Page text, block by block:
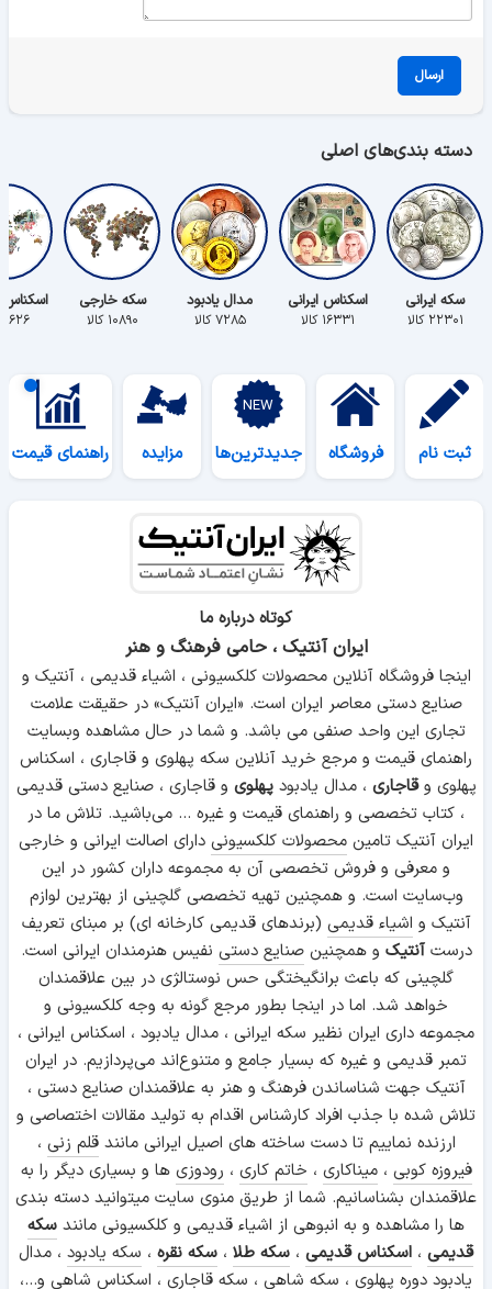
ارسال
دسته بندی‌های اصلی
سکه ایرانی
۲۲۳۰۱ کالا
اسکناس ایرانی
۱۶۳۳۱ کالا
مدال یادبود
۷۲۸۵ کالا
سکه خارجی
۱۰۸۹۰ کالا ۵۶۲۶ کالا
ثبت نام فروشگاه جدیدترین‌ها مزایده راهنمای قیمت
کوتاه درباره ما
ایران آنتیک ، حامی فرهنگ و هنر
اینجا فروشگاه آنلاین محصولات کلکسیونی ، اشیاء قدیمی ، آنتیک و
صنایع دستی معاصر ایران است. «ایران آنتیک» در حقیقت علامت
تجاری این واحد صنفی می باشد. و شما در حال مشاهده وبسایت
راهنمای قیمت و مرجع خرید آنلاین سکه پهلوی و قاجاری ، اسکناس
پهلوی وقاجاری ، مدال یادبودپهلوی و قاجاری ، صنایع دستی قدیمی
، کتاب تخصصی و راهنمای قیمت و غیره ... می‌باشید. تلاش ما در
ایران آنتیک تامین محصولات کلکسیونی دارای اصالت ایرانی و خارجی
و معرفی و فروش تخصصی آن به مجموعه داران کشور در این
وب‌سایت است. و همچنین تهیه تخصصی گلچینی از بهترین لوازم
آنتیک و اشیاء قدیمی (برندهای قدیمی کارخانه ای) بر مبنای تعریف
درستآنتیک و همچنینصنایع دستی نفیس هنرمندان ایرانی است.
گلچینی که باعث برانگیختگی حس نوستالژی در بین علاقمندان
خواهد شد. اما در اینجا بطور مرجع گونه به وجه کلکسیونی و
مجموعه داری ایران نظیر سکه ایرانی ، مدال یادبود ، اسکناس ایرانی ،
تمبر قدیمی و غیره که بسیار جامع و متنوع‌اند می‌پردازیم. در ایران
آنتیک جهت شناساندن فرهنگ و هنر به علاقمندان صنایع دستی ،
تلاش شده با جذب افراد کارشناس اقدام به تولید مقالات اختصاصی و
ارزنده نماییم تا دست ساخته های اصیل ایرانی مانندقلم زنی ،
فیروزه کوبی ،میناکاری ، خاتم کاری ، رودوزی ها و بسیاری دیگر را به
علاقمندان بشناسانیم. شما از طریق منوی سایت میتوانید دسته بندی
ها را مشاهده و به انبوهی از اشیاء قدیمی و کلکسیونی مانند سکه
قدیمی ، اسکناس قدیمی ، سکه طلا ، سکه نقره ، سکه یادبود ، مدال
یادبود دوره پهلوی ، سکه شاهی ، سکه قاجاری ، اسکناس شاهی و...،